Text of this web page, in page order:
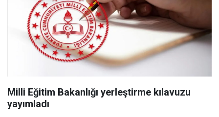
Milli Eğitim Bakanlığı yerleştirme kılavuzu
yayımladı